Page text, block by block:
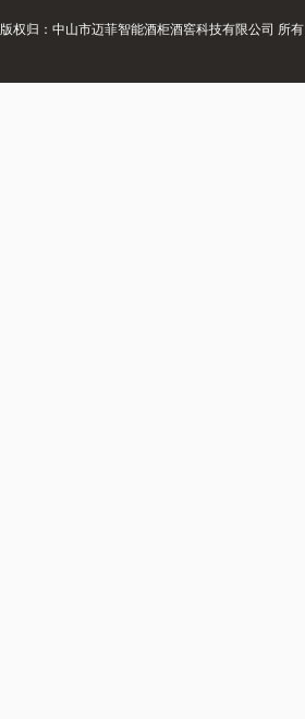
版权归：中山市迈菲智能酒柜酒窖科技有限公司 所有